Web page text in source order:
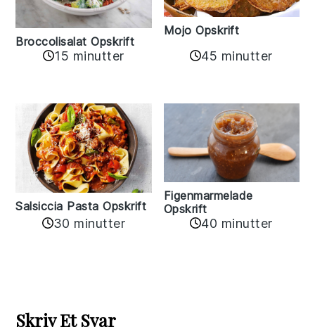
Broccolisalat Opskrift
15 minutter
Mojo Opskrift
45 minutter
Salsiccia Pasta Opskrift
30 minutter
Figenmarmelade
Opskrift
40 minutter
Interactions
Skriv Et Svar